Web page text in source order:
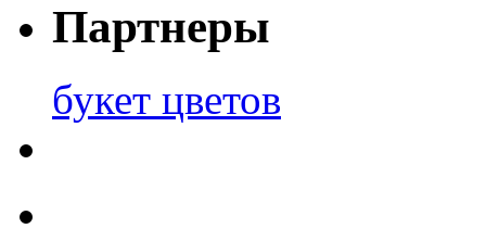
Партнеры
букет цветов